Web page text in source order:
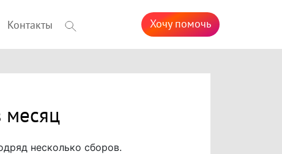
Контакты Хочу помочь
месяц
несколько сборов.